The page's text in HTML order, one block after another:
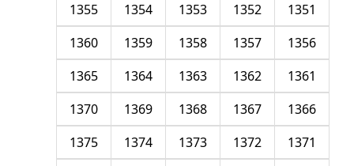
1351
1352
1353
1354
1355
1356
1357
1358
1359
1360
1361
1362
1363
1364
1365
1366
1367
1368
1369
1370
1371
1372
1373
1374
1375